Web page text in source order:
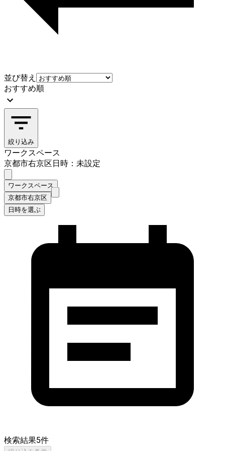
並び替え
おすすめ順
絞り込み
ワークスペース
京都市右京区日時：未設定
ワークスペース
京都市右京区
日時を選ぶ
検索結果5件